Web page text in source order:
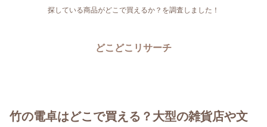
探している商品がどこで買えるか？を調査しました！
どこどこリサーチ
竹の電卓はどこで買える？大型の雑貨店や文